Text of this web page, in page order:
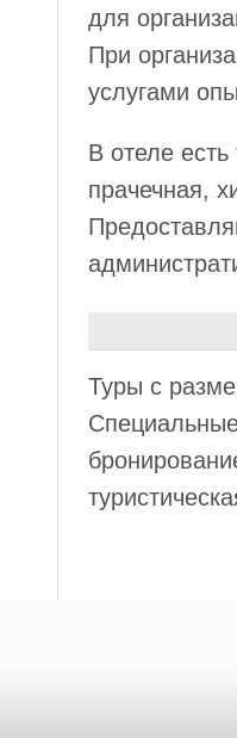
для
При
услугами
В отеле
прачечная,
Туры с